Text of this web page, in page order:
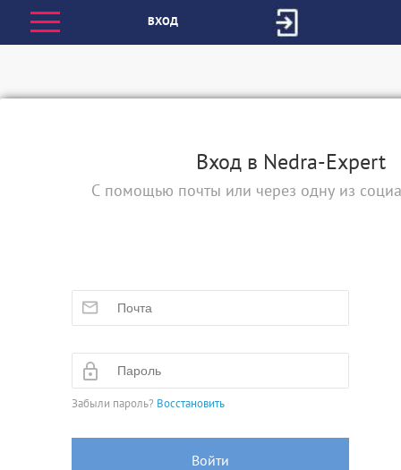
ВХОД
Вход в Nedra-Expert
С помощью почты или через одну из
Забыли пароль? Восстановить
Войти